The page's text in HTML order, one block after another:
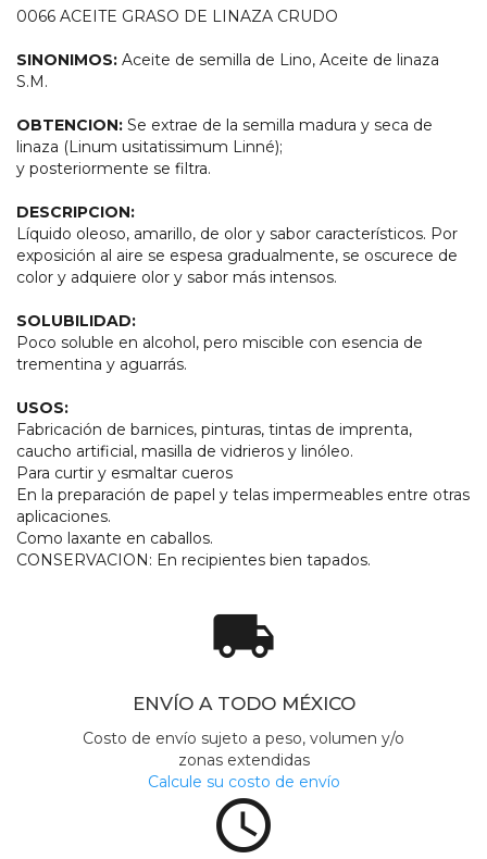
0066 ACEITE GRASO DE LINAZA CRUDO
SINONIMOS: Aceite de semilla de Lino, Aceite de linaza
S.M.
OBTENCION: Se extrae de la semilla madura y seca de
linaza (Linum usitatissimum Linné);
y posteriormente se filtra.
DESCRIPCION:
Líquido oleoso, amarillo, de olor y sabor característicos. Por
exposición al aire se espesa gradualmente, se oscurece de
color y adquiere olor y sabor más intensos.
SOLUBILIDAD:
Poco soluble en alcohol, pero miscible con esencia de
trementina y aguarrás.
USOS:
Fabricación de barnices, pinturas, tintas de imprenta,
caucho artificial, masilla de vidrieros y linóleo.
Para curtir y esmaltar cueros
En la preparación de papel y telas impermeables entre otras
aplicaciones.
Como laxante en caballos.
CONSERVACION: En recipientes bien tapados.
local_shipping
ENVÍO A TODO MÉXICO
Costo de envío sujeto a peso, volumen y/o
zonas extendidas
Calcule su costo de envío
access_time